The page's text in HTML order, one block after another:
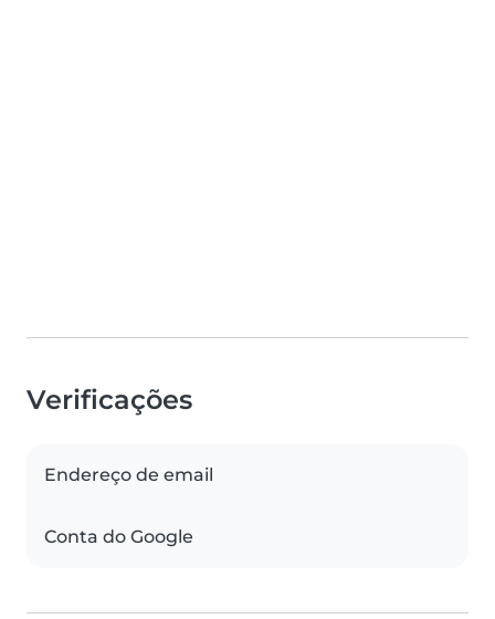
Verificações
Endereço de email
Conta do Google